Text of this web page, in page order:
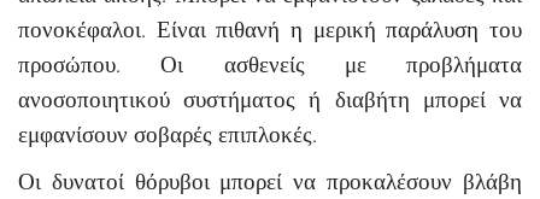
πονοκέφαλοι. Είναι πιθανή η μερική παράλυση του
προσώπου. Οι ασθενείς με προβλήματα
ανοσοποιητικού συστήματος ή διαβήτη μπορεί να
εμφανίσουν σοβαρές επιπλοκές.
Οι δυνατοί θόρυβοι μπορεί να προκαλέσουν βλάβη